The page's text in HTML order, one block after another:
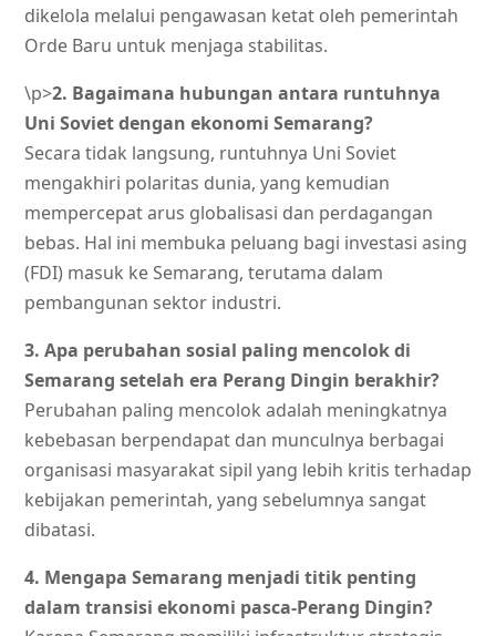
dikelola melalui pengawasan ketat oleh pemerintah
Orde Baru untuk menjaga stabilitas.
\p>2. Bagaimana hubungan antara runtuhnya
Uni Soviet dengan ekonomi Semarang?
Secara tidak langsung, runtuhnya Uni Soviet
mengakhiri polaritas dunia, yang kemudian
mempercepat arus globalisasi dan perdagangan
bebas. Hal ini membuka peluang bagi investasi asing
(FDI) masuk ke Semarang, terutama dalam
pembangunan sektor industri.
3. Apa perubahan sosial paling mencolok di
Semarang setelah era Perang Dingin berakhir?
Perubahan paling mencolok adalah meningkatnya
kebebasan berpendapat dan munculnya berbagai
organisasi masyarakat sipil yang lebih kritis terhadap
kebijakan pemerintah, yang sebelumnya sangat
dibatasi.
4. Mengapa Semarang menjadi titik penting
dalam transisi ekonomi pasca-Perang Dingin?